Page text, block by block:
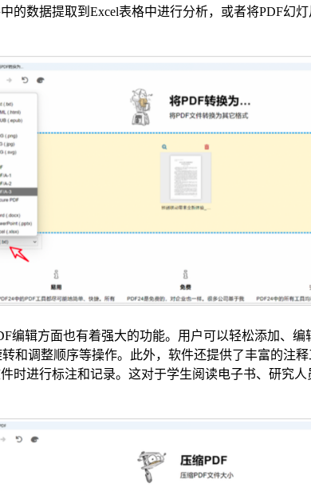
的数据提取到Excel表格中进行分析，或者将PDF幻
编辑方面也有着强大的功能。用户可以轻松添加、编
和调整顺序等操作。此外，软件还提供了丰富的注
时进行标注和记录。这对于学生阅读电子书、研究